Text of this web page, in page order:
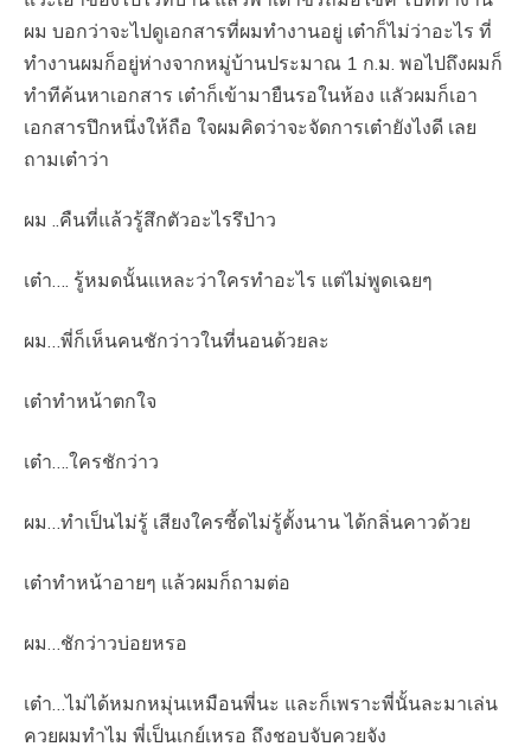
ผม บอกว่าจะไปดูเอกสารที่ผมทำงานอยู่ เต๋าก็ไม่ว่าอะไร ที่
ทำงานผมก็อยู่ห่างจากหมู่บ้านประมาณ 1 ก.ม. พอไปถึงผมก็
ทำทีค้นหาเอกสาร เต๋าก็เข้ามายืนรอในห้อง แลัวผมก็เอา
เอกสารปึกหนึ่งให้ถือ ใจผมคิดว่าจะจัดการเต๋ายังไงดี เลย
ถามเต๋าว่า
ผม ..คืนที่แล้วรู้สึกตัวอะไรรึป่าว
เต๋า…. รู้หมดนั้นแหละว่าใครทำอะไร แต่ไม่พูดเฉยๆ
ผม…พี่ก็เห็นคนชักว่าวในที่นอนด้วยละ
เต๋าทำหน้าตกใจ
เต๋า….ใครชักว่าว
ผม…ทำเป็นไม่รู้ เสียงใครซี้ดไม่รู้ตั้งนาน ได้กลิ่นคาวด้วย
เต๋าทำหน้าอายๆ แล้วผมก็ถามต่อ
ผม…ชักว่าวบ่อยหรอ
เต๋า…ไม่ได้หมกหมุ่นเหมือนพี่นะ และก็เพราะพี่นั้นละมาเล่น
ควยผมทำไม พี่เป็นเกย์เหรอ ถึงชอบจับควยจัง